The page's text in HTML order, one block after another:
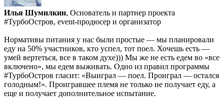
Илья Шумилкин, Основатель и партнер проекта
#ТурбоОстров, event-продюсер и организатор
Нормативы питания у нас были простые — мы планировали
еду на 50% участников, кто успел, тот поел. Хочешь есть —
умей вертеться, все в таком духе))) Мы же не есть едем во «все
включено», мы едем выживать. Одно из правил программы
#ТурбоОстров гласит: «Выиграл — поел. Проиграл — остался
голодным!». Проигравшее племя не только не получает еду, а
еще и получает дополнительное испытание.